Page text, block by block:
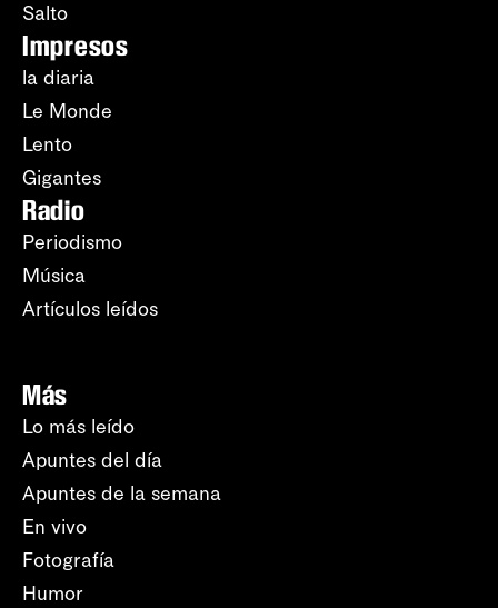
Salto
Impresos
la diaria
Le Monde
Lento
Gigantes
Radio
Periodismo
Música
Artículos leídos
Más
Lo más leído
Apuntes del día
Apuntes de la semana
En vivo
Fotografía
Humor